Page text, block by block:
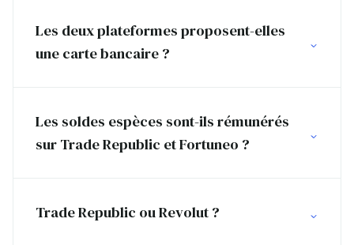
Les deux plateformes proposent-elles
une carte bancaire ?
Les soldes espèces sont-ils rémunérés
sur Trade Republic et Fortuneo ?
Trade Republic ou Revolut ?